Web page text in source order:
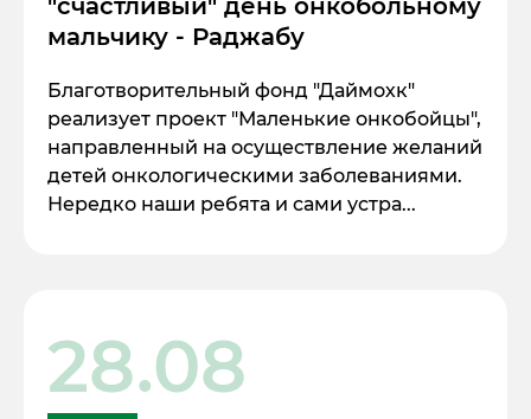
"счастливый" день онкобольному
мальчику - Раджабу
Благотворительный фонд "Даймохк"
реализует проект "Маленькие онкобойцы",
направленный на осуществление желаний
детей онкологическими заболеваниями.
Нередко наши ребята и сами устра...
28.08